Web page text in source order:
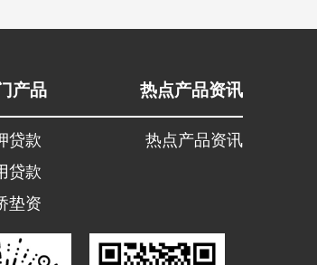
产品 热点产品资讯
贷款
贷款
垫资
热点产品资讯